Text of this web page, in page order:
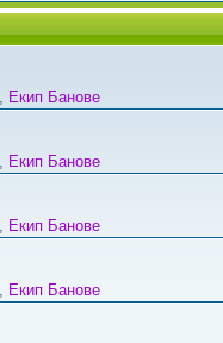
Екип Банове
Екип Банове
Екип Банове
Екип Банове